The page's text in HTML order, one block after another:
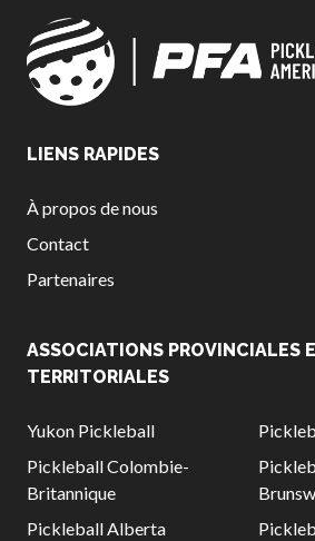
Championnat national
de Pickleball Canada
2025
Candidature à un
Calendrier des
Guide du directeur de
tournoi
Raquettes et balles
Fournisseur de
Auto-évaluation des
niveaux de
compétence
LIENS RAPIDES
À propos de nous
Contact
Partenaires
ASSOCIATIONS PROVINCIALES
TERRITORIALES
Yukon Pickleball
Pickleball Colombie-
Britannique
Pickleball Alberta